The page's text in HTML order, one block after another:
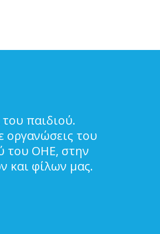
παιδιού.
οργανώσεις του
του ΟΗΕ, στην
και φίλων μας.